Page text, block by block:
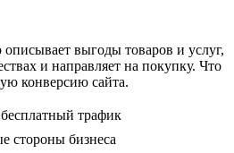
выгоды товаров и услуг,
и направляет на покупку. Что
конверсию сайта.
трафик
стороны бизнеса